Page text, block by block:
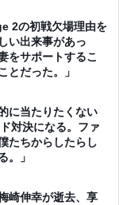
2の初戦欠場理由を
い出来事があっ
をサポートするこ
とだった。」
に当たりたくない
対決になる。ファ
たちからしたらし
。」
崎伸幸が逝去、享